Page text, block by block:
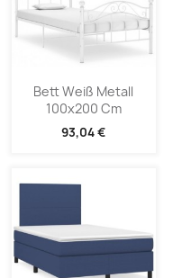
Bett Weiß Metall
100x200 Cm
93,04 €